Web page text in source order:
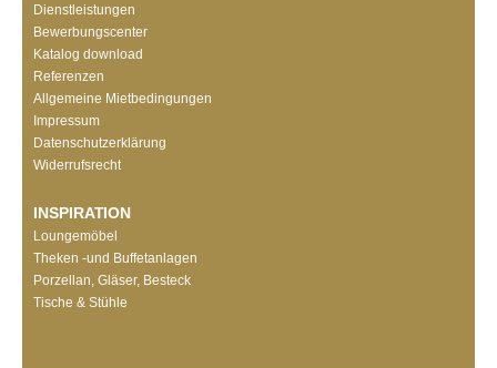
Dienstleistungen
Bewerbungscenter
Katalog download
Referenzen
Allgemeine Mietbedingungen
Impressum
Datenschutzerklärung
Widerrufsrecht
INSPIRATION
Loungemöbel
Theken -und Buffetanlagen
Porzellan, Gläser, Besteck
Tische & Stühle